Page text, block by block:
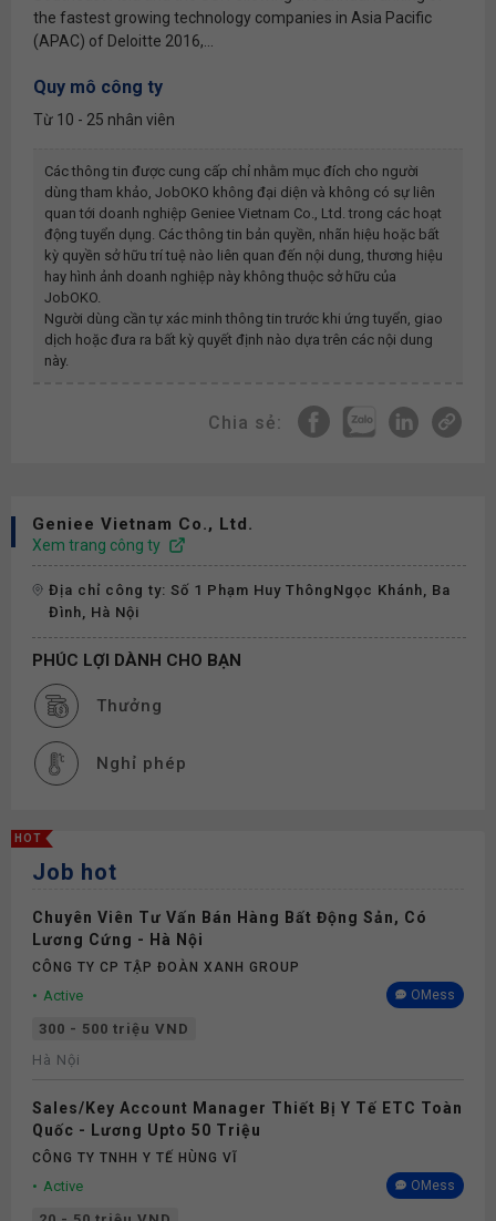
the fastest growing technology companies in Asia Pacific
(APAC) of Deloitte 2016,...
Quy mô công ty
Từ 10 - 25 nhân viên
Các thông tin được cung cấp chỉ nhằm mục đích cho người
dùng tham khảo, JobOKO không đại diện và không có sự liên
quan tới doanh nghiệp Geniee Vietnam Co., Ltd. trong các hoạt
động tuyển dụng. Các thông tin bản quyền, nhãn hiệu hoặc bất
kỳ quyền sở hữu trí tuệ nào liên quan đến nội dung, thương hiệu
hay hình ảnh doanh nghiệp này không thuộc sở hữu của
JobOKO.
Người dùng cần tự xác minh thông tin trước khi ứng tuyển, giao
dịch hoặc đưa ra bất kỳ quyết định nào dựa trên các nội dung
này.
Chia sẻ:
Geniee Vietnam Co., Ltd.
Xem trang công ty
Địa chỉ công ty: Số 1 Phạm Huy ThôngNgọc Khánh, Ba
Đình, Hà Nội
PHÚC LỢI DÀNH CHO BẠN
Thưởng
Nghỉ phép
HOT
Job hot
Chuyên Viên Tư Vấn Bán Hàng Bất Động Sản, Có
Lương Cứng - Hà Nội
CÔNG TY CP TẬP ĐOÀN XANH GROUP
Active OMess
300 - 500 triệu VND
Hà Nội
Sales/Key Account Manager Thiết Bị Y Tế ETC Toàn
Quốc - Lương Upto 50 Triệu
CÔNG TY TNHH Y TẾ HÙNG VĨ
Active OMess